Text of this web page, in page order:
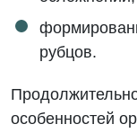
рубцов.
особенностей